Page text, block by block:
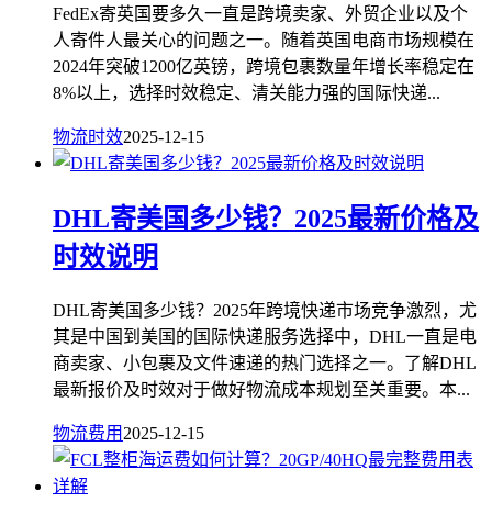
FedEx寄英国要多久一直是跨境卖家、外贸企业以及个
人寄件人最关心的问题之一。随着英国电商市场规模在
2024年突破1200亿英镑，跨境包裹数量年增长率稳定在
8%以上，选择时效稳定、清关能力强的国际快递...
物流时效2025-12-15
DHL寄美国多少钱？2025最新价格及
时效说明
DHL寄美国多少钱？2025年跨境快递市场竞争激烈，尤
其是中国到美国的国际快递服务选择中，DHL一直是电
商卖家、小包裹及文件速递的热门选择之一。了解DHL
最新报价及时效对于做好物流成本规划至关重要。本...
物流费用 2025-12-15